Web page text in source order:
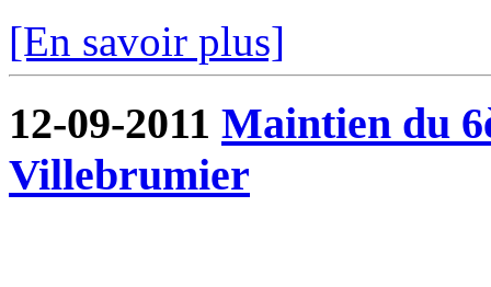
[En savoir plus]
12-09-2011 Maintien du
Villebrumier